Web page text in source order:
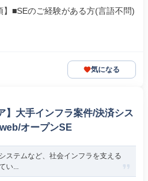
■SEのご経験がある方(言語不問)
気になる
】大手インフラ案件/決済シス
オープンSE
ステムなど、社会インフラを支える
い...